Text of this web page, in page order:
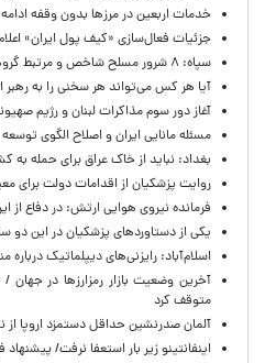
خدمات اربعین در مرزها بدون وقفه ادامه
جزئیات فعال‌سازی «کیف پول ایران»
سپاه: ۸ شرور مسلح شاخص و مرتبط گروهک‌های تروریستی دستگیر شدند
آیا هر کس می‌تواند هر سخنی را به
آغاز دور سوم مذاکرات لبنان و رژیم
مسئله مانایی ایران و اصلاح الگوی توسعه
بغداد: نباید از خاک عراق برای حمله به
روایت پزشکیان از اقدامات دولت
فرمانده نیروی هوایی ارتش: در دفاع از
یکی از دستاوردهای پزشکیان در این دو
اسلام‌آباد: رایزنی‌های دیپلماتیک درباره
متوقف کرد
آلمان صدرنشین حداقل دستمزد اروپا
اینفانتینو زیر بار استعفا نرفت/